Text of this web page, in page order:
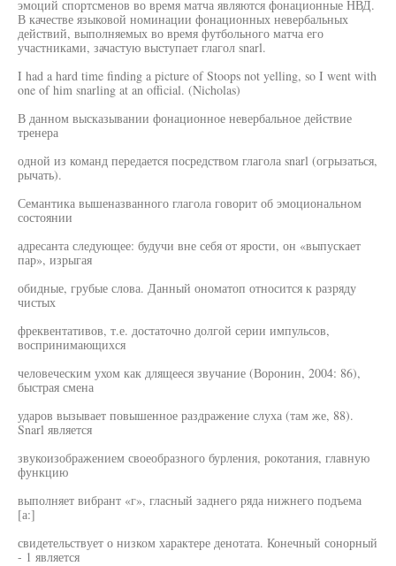
эмоций спортсменов во время матча являются фонационные НВД.
В качестве языковой номинации фонационных невербальных
действий, выполняемых во время футбольного матча его
участниками, зачастую выступает глагол snarl.
I had a hard time finding a picture of Stoops not yelling, so I went with
one of him snarling at an official. (Nicholas)
В данном высказывании фонационное невербальное действие
тренера
одной из команд передается посредством глагола snarl (огрызаться,
рычать).
Семантика вышеназванного глагола говорит об эмоциональном
состоянии
адресанта следующее: будучи вне себя от ярости, он «выпускает
пар», изрыгая
обидные, грубые слова. Данный ономатоп относится к разряду
чистых
фреквентативов, т.е. достаточно долгой серии импульсов,
воспринимающихся
человеческим ухом как длящееся звучание (Воронин, 2004: 86),
быстрая смена
ударов вызывает повышенное раздражение слуха (там же, 88).
Snarl является
звукоизображением своеобразного бурления, рокотания, главную
функцию
выполняет вибрант «г», гласный заднего ряда нижнего подъема
[а:]
свидетельствует о низком характере денотата. Конечный сонорный
- 1 является